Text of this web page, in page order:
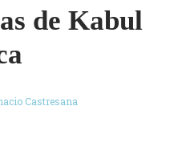
de Kabul
Castresana